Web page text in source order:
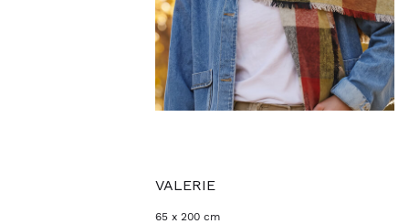
VALERIE
65 x 200 cm